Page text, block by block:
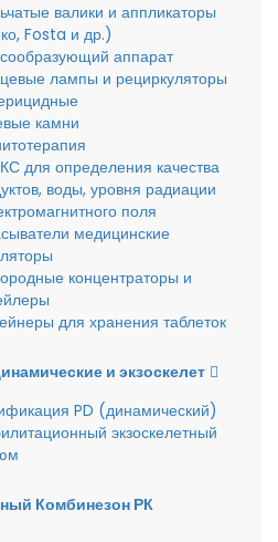
валики и аппликаторы
Fosta и др.)
аппарат
лампы и рециркуляторы
камни
для определения качества
воды, уровня радиации
поля
медицинские
концентраторы и
для хранения таблеток
и экзоскелет
PD (динамический)
экзоскелетный
Комбинезон РК